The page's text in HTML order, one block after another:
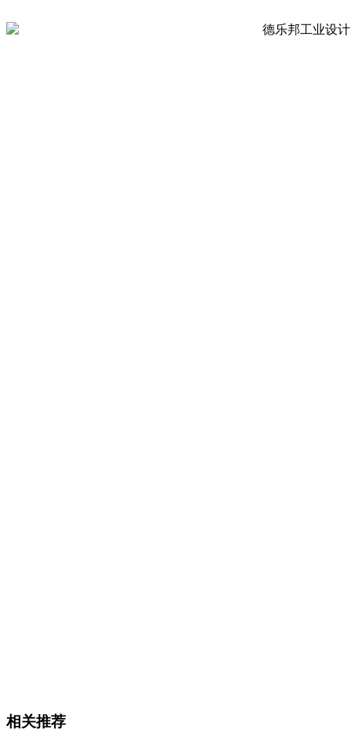
相关推荐